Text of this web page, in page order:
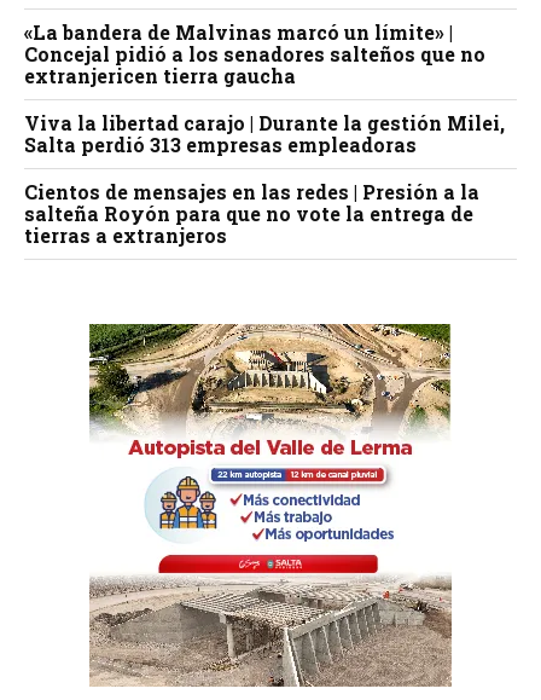
«La bandera de Malvinas marcó un límite» |
Concejal pidió a los senadores salteños que no
extranjericen tierra gaucha
Viva la libertad carajo | Durante la gestión Milei,
Salta perdió 313 empresas empleadoras
Cientos de mensajes en las redes | Presión a la
salteña Royón para que no vote la entrega de
tierras a extranjeros